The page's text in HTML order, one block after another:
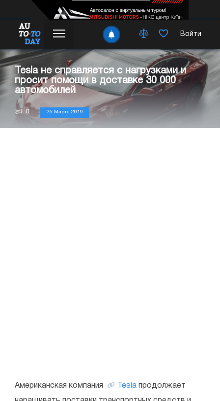
Войти
Tesla не справляется с нагрузками и
просит помощи в доставке 30 000
автомобилей
0 25 Марта 2019
Американская компания Tesla продолжает